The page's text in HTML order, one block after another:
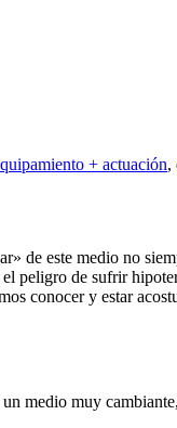
+ actuación,
de este medio no
peligro de sufrir
conocer y estar
medio muy